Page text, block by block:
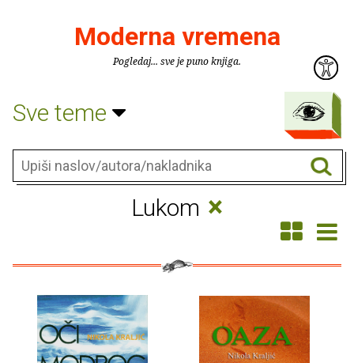
Moderna vremena
Pogledaj... sve je puno knjiga.
Sve teme
Lukom ×